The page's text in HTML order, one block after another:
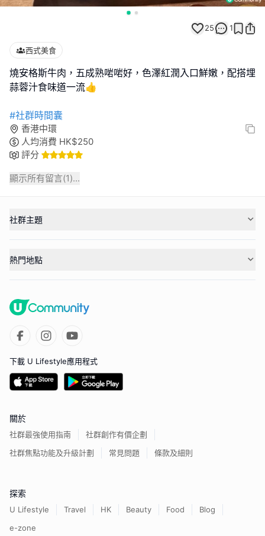
25 1
西式美食
燒安格斯牛肉，五成熟啱啱好，色澤紅潤入口鮮嫩，配搭埋
蒜蓉汁食味道一流👍
#社群時間囊
香港中環
人均消費 HK$250
評分
顯示所有留言(1)...
社群主題
熱門地點
下載 U Lifestyle應用程式
關於
社群最強使用指南
社群創作有價企劃
社群焦點功能及升級計劃
常見問題 條款及細則
探索
U Lifestyle Travel HK Beauty Food
Blog
e-zone